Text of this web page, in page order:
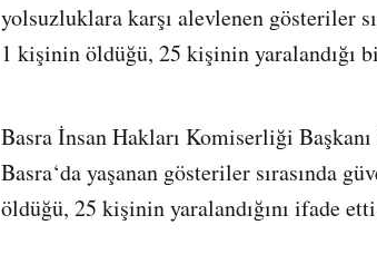
yolsuzluklara karşı alevlenen gösteriler
1 kişinin öldüğü, 25 kişinin yaralandığı
Basra İnsan Hakları Komiserliği
Basra‘da yaşanan gösteriler sırasında
öldüğü, 25 kişinin yaralandığını ifade